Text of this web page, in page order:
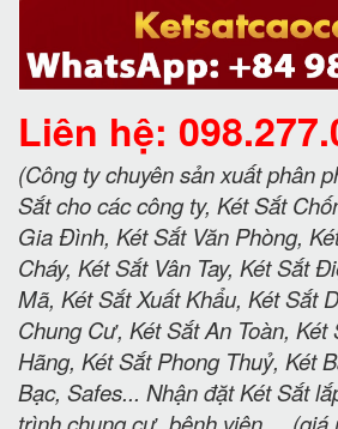
Liên hệ:
(Công ty chuyên sản xuất phân
Sắt cho các công ty, Két Sắt
Gia Đình, Két Sắt Văn Phòng,
Cháy, Két Sắt Vân Tay, Két Sắt
Mã, Két Sắt Xuất Khẩu, Két Sắt
Chung Cư, Két Sắt An Toàn, Két
Hãng, Két Sắt Phong Thuỷ, Két
Bạc, Safes... Nhận đặt Két Sắt
trình chung cư, bệnh viện.....(giá